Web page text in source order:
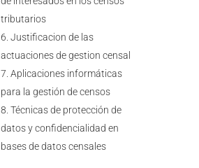
tributarios
Justificacion de las
actuaciones de gestion censal
Aplicaciones informáticas
para la gestión de censos
Técnicas de protección de
datos y confidencialidad en
bases de datos censales